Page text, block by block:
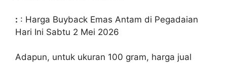
: : Harga Buyback Emas Antam di Pegadaian
Hari Ini Sabtu 2 Mei 2026
Adapun, untuk ukuran 100 gram, harga jual